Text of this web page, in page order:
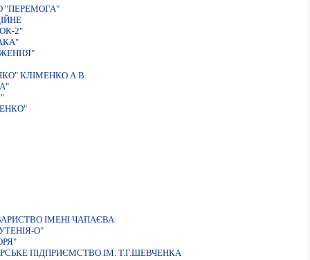
"ПЕРЕМОГА"
2"
КЛIМЕНКО А В
ІМЕНІ ЧАПАЄВА
О"
ПIДПРИЄМСТВО IМ. Т.Г.ШЕВЧЕНКА